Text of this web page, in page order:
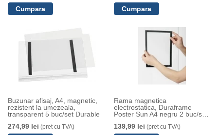
Buzunar afisaj, A4, magnetic,
rezistent la umezeala,
transparent 5 buc/set Durable
274,99 lei (pret cu TVA)
Rama magnetica
electrostatica, Duraframe
Poster Sun A4 negru 2 buc/set
139,99 lei (pret cu TVA)